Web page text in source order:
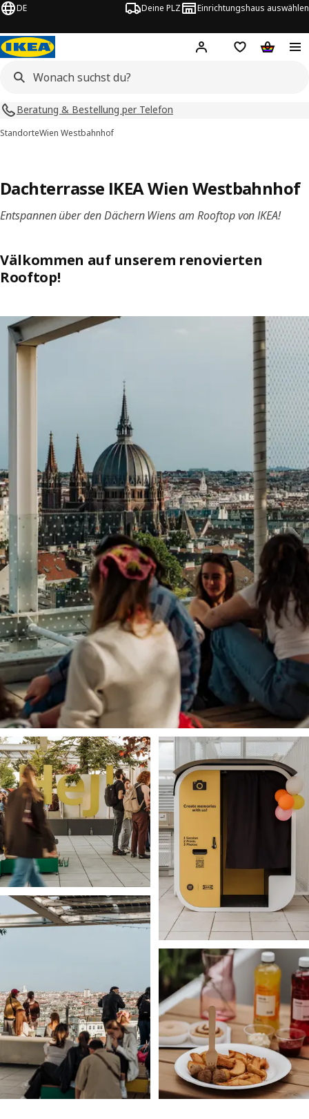
DE Deine PLZ Einrichtungshaus auswählen
Hej! Jetzt anmelden.
Einkaufsliste
Beratung & Bestellung per Telefon
StandorteWien Westbahnhof
Dachterrasse IKEA Wien Westbahnhof
Entspannen über den Dächern Wiens am Rooftop von IKEA!
Välkommen auf unserem renovierten
Rooftop!